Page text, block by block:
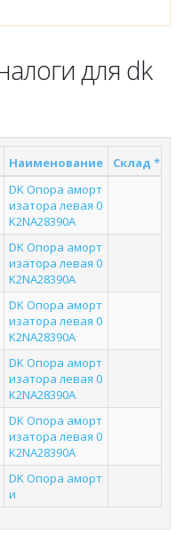
для dk
Наименование Склад *
DK Опора аморт
изатора левая 0
K2NA28390A
DK Опора аморт
изатора левая 0
K2NA28390A
DK Опора аморт
изатора левая 0
K2NA28390A
DK Опора аморт
изатора левая 0
K2NA28390A
DK Опора аморт
изатора левая 0
K2NA28390A
DK Опора аморт
и